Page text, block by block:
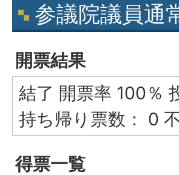
参議院議員通
開票結果
結了 開票率 100％
持ち帰り票数： 0
得票一覧